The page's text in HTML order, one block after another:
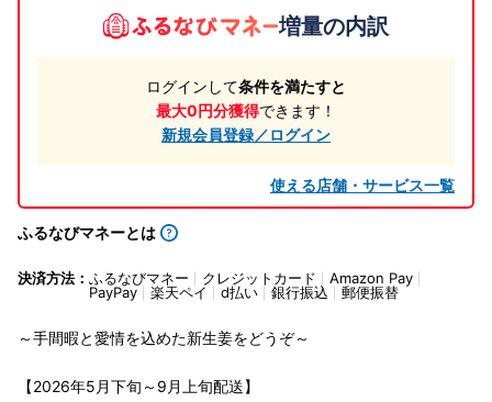
増量の内訳
ログインして条件を満たすと
最大0円分獲得できます！
新規会員登録／ログイン
使える店舗・サービス一覧
ふるなびマネーとは
決済方法： ふるなびマネー クレジットカード
Amazon Pay
PayPay
楽天ペイ d払い 銀行振込 郵便振替
～手間暇と愛情を込めた新生姜をどうぞ～
【2026年5月下旬～9月上旬配送】